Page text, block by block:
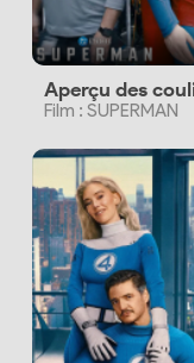
Aperçu des
Film : SUPERMAN